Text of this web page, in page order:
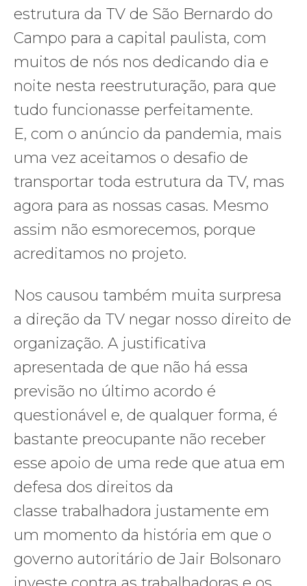
estrutura da TV de São Bernardo do
Campo para a capital paulista, com
muitos de nós nos dedicando dia e
noite nesta reestruturação, para que
tudo funcionasse perfeitamente.
E, com o anúncio da pandemia, mais
uma vez aceitamos o desafio de
transportar toda estrutura da TV, mas
agora para as nossas casas. Mesmo
assim não esmorecemos, porque
acreditamos no projeto.
Nos causou também muita surpresa
a direção da TV negar nosso direito de
organização. A justificativa
apresentada de que não há essa
previsão no último acordo é
questionável e, de qualquer forma, é
bastante preocupante não receber
esse apoio de uma rede que atua em
defesa dos direitos da
classe trabalhadora justamente em
um momento da história em que o
governo autoritário de Jair Bolsonaro